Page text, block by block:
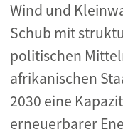
Wind und
Schub mit
politischen
afrikanischen
2030 eine
erneuerbarer